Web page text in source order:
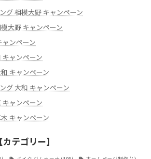
グ 相模大野 キャンペーン
大野 キャンペーン
ャンペーン
キャンペーン
キャンペーン
グ 大和 キャンペーン
キャンペーン
キャンペーン
テゴリー】